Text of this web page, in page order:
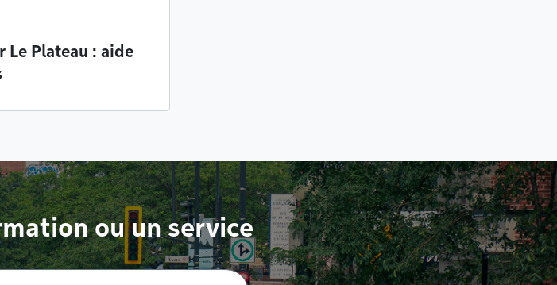
Le Plateau : aide
ou un service